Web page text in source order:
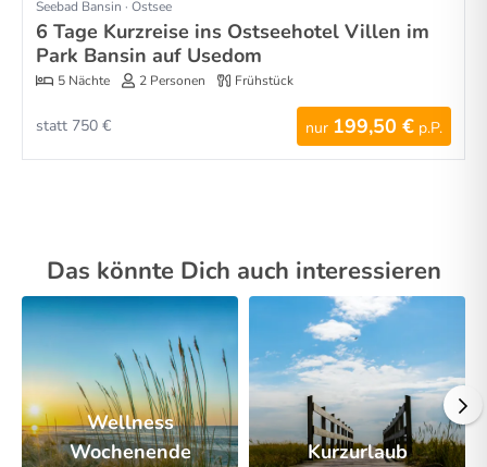
Seebad Bansin · Ostsee
6 Tage Kurzreise ins Ostseehotel Villen im
Park Bansin auf Usedom
5 Nächte 2 Personen Frühstück
nur 199,50 € p.P.
statt 750 €
Das könnte Dich auch interessieren
Wellness
Wochenende
Kurzurlaub